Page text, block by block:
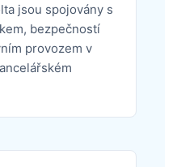
jsou spojovány s
bezpečností
provozem v